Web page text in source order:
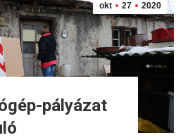
okt 27 2020
pályázat